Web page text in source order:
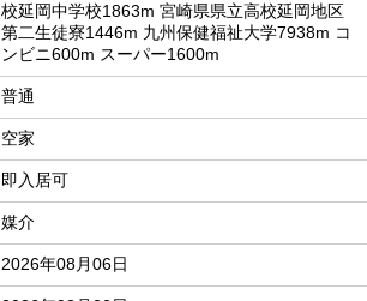
校延岡中学校1863m 宮崎県県立高校延岡地区
第二生徒寮1446m 九州保健福祉大学7938m コ
ンビニ600m スーパー1600m
普通
空家
即入居可
媒介
2026年08月06日